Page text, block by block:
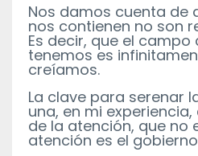
Nos damos cuenta de
nos contienen no son
Es decir, que el campo
tenemos es
creíamos.
La clave para serenar
una, en mi
de la atención, que no
atención es el